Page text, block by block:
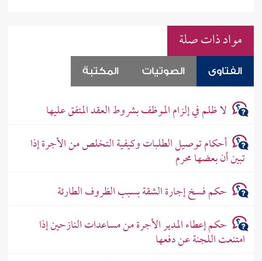
مواد ذات صلة
الفتاوى الصوتيات المكتبة
لا ظلم في إلزام الموظف بشروط العقد المتفق عليها
أحكام توصيل الطلبات وكيفية التخلص من الأجرة إذا
تبين أن بعضها محرم
حكم فسخ إجارة الشقة بسبب الظروف الطارئة
حكم إعطاء المدير الأجرة من مساعدات النازحين إذا
امتنعت اللجنة عن دفعها